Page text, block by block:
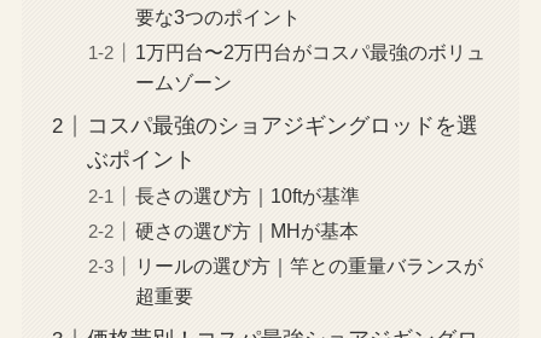
要な3つのポイント
1万円台〜2万円台がコスパ最強のボリュ
ームゾーン
コスパ最強のショアジギングロッドを選
ぶポイント
長さの選び方｜10ftが基準
硬さの選び方｜MHが基本
リールの選び方｜竿との重量バランスが
超重要